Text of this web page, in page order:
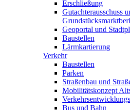
Erschließung
Gutachterausschuss
Geoportal und
Baustellen
Lärmkartierung
Verkehr
Baustellen
Parken
Straßenbau und
Mobilitätskonzept
Bus und Bahn